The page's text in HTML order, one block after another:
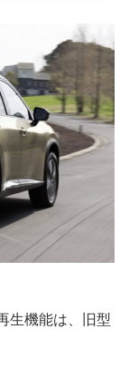
生機能は、旧型